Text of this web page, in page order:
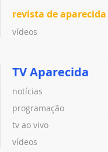
revista de aparecida
vídeos
TV Aparecida
notícias
programação
tv ao vivo
vídeos